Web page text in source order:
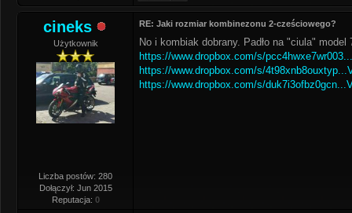
cineks
Użytkownik
Liczba postów: 280
Dołączył: Jun 2015
Reputacja: 0
RE: Jaki rozmiar kombinezonu 2-cześciowego?
No i kombiak dobrany. Padło na "ciula"
https://www.dropbox.com/s/
https://www.dropbox.com/s/
https://www.dropbox.com/s/